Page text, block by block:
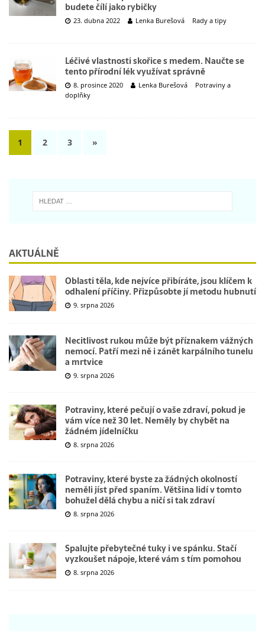
budete čílí jako rybičky
23. dubna 2022 Lenka Burešová Rady a tipy
Léčivé vlastnosti skořice s medem. Naučte se
tento přírodní lék využívat správně
8. prosince 2020 Lenka Burešová
Potraviny a
doplňky
1 2 3 »
AKTUÁLNĚ
Oblasti těla, kde nejvíce přibíráte, jsou klíčem k
odhalení příčiny. Přizpůsobte jí metodu hubnutí
9. srpna 2026
Necitlivost rukou může být příznakem vážných
nemocí. Patří mezi ně i zánět karpálního tunelu
a mrtvice
9. srpna 2026
Potraviny, které pečují o vaše zdraví, pokud je
vám více než 30 let. Neměly by chybět na
žádném jídelníčku
8. srpna 2026
Potraviny, které byste za žádných okolností
neměli jíst před spaním. Většina lidí v tomto
bohužel dělá chybu a ničí si tak zdraví
8. srpna 2026
Spalujte přebytečné tuky i ve spánku. Stačí
vyzkoušet nápoje, které vám s tím pomohou
8. srpna 2026